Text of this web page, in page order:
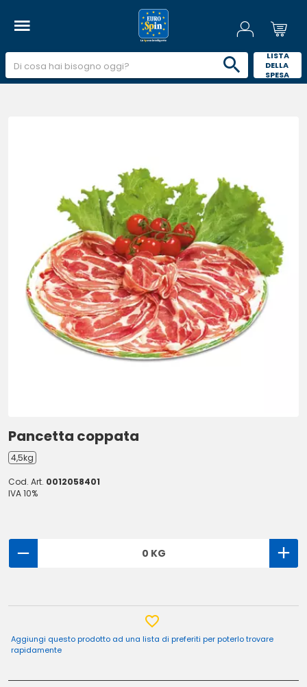
LISTA
DELLA
SPESA
Pancetta coppata
4,5kg
Cod. Art. 0012058401
IVA 10%
0 KG
Aggiungi questo prodotto ad una lista di preferiti per poterlo trovare
rapidamente